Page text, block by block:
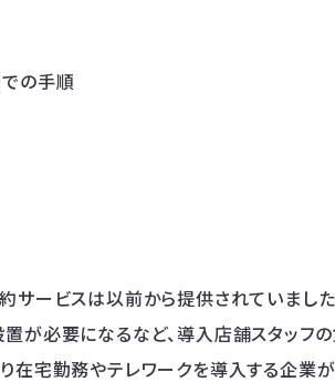
の手順
サービスは以前から提供されていまし
が必要になるなど、導入店舗スタッフ
在宅勤務やテレワークを導入する企業